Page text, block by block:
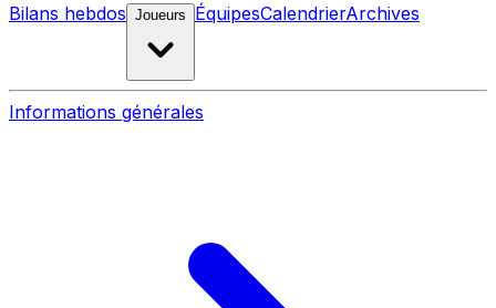
Bilans hebdos Joueurs ÉquipesCalendrierArchives
Informations générales